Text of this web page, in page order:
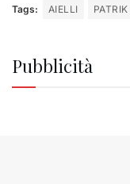
Tags: AIELLI
Pubblicità